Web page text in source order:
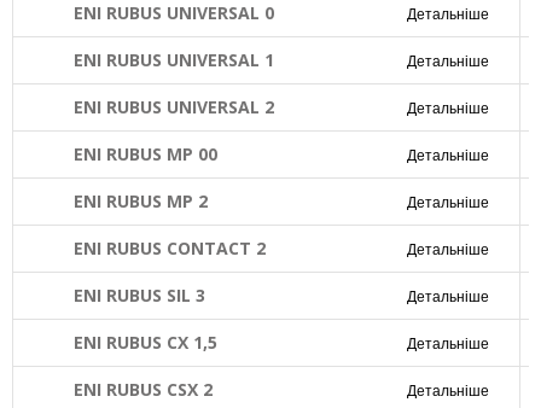
ENI RUBUS UNIVERSAL 0 Детальніше
ENI RUBUS UNIVERSAL 1 Детальніше
ENI RUBUS UNIVERSAL 2 Детальніше
ENI RUBUS MP 00 Детальніше
ENI RUBUS MP 2 Детальніше
ENI RUBUS CONTACT 2 Детальніше
ENI RUBUS SIL 3 Детальніше
ENI RUBUS CX 1,5 Детальніше
ENI RUBUS CSX 2 Детальніше